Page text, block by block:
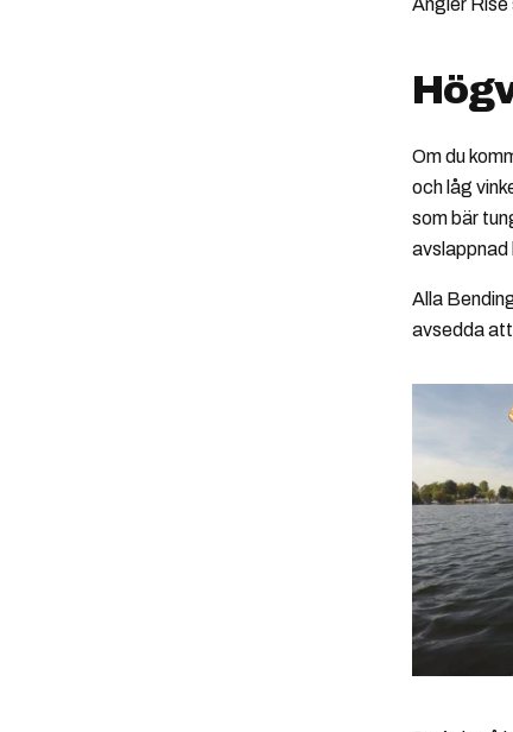
Angler Rise
Om du
och låg
som bär
avslappnad
Alla
avsedda